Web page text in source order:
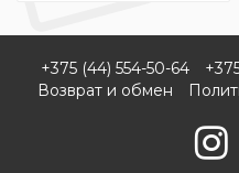
+375 (44) 554-50-64
Возврат и обмен